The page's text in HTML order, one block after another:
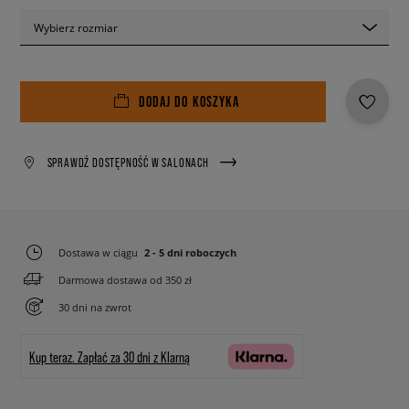
Wybierz rozmiar
DODAJ DO KOSZYKA
SPRAWDŹ DOSTĘPNOŚĆ W SALONACH
Dostawa w ciągu 2 - 5 dni roboczych
Darmowa dostawa od 350 zł
30 dni na zwrot
Kup teraz. Zapłać za 30 dni z Klarną